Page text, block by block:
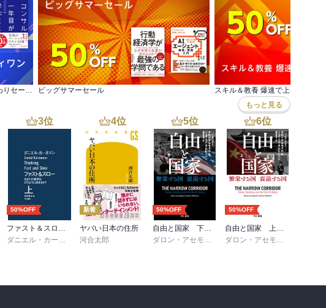
の手に取り戻す
て
／親と教育者のためのガイドライン／一般社員・メンバーのためのガイド
イドライン／人材育成・人事プロフェッショナルのためのガイドライン／
ドライン／エンジニアのためのガイドライン／デジタルクリエイターのた
ためのガイドライン／ヘルスケア・メンタルヘルス専門家のためのガイド
ディスカヴァー・トゥエンティワン 月替わりセール 全点499円(税込) ビッグサマーセール スキル＆教養 爆速で上げるフェア
もっと見る
,村井章子
3位
50%OFF
ファスト＆スロー （上）
ダニエル・カーネマン
,村井章子
4位
新着
ヤバい日本の住所
河合太郎
5位
50%OFF
自由と国家 下 繁栄する国 衰退する国
ダロン・アセモグル
ジェイムズ・Ａ・ロビンソン
6位
50%OFF
自由と国家 上 繁栄する国 衰退する国
ダロン・アセモグル